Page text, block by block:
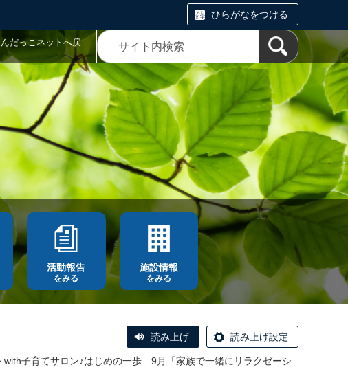
ひらがなをつける
だっこネットへ戻
活動報告
をみる
施設情報
をみる
読み上げ 読み上げ設定
with子育てサロン♪はじめの一歩 9月「家族で一緒にリラクゼーシ